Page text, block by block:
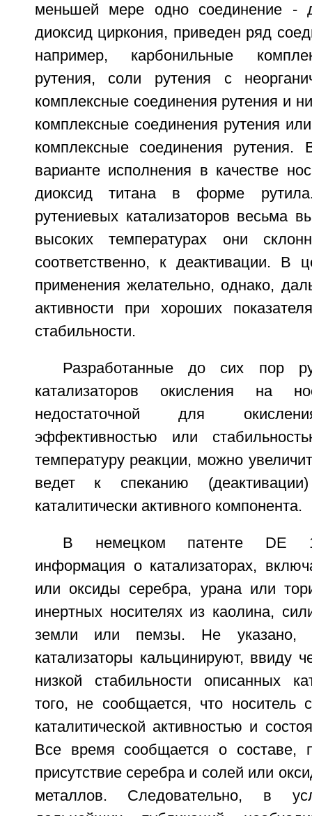
меньшей мере одно соединение -
диоксид циркония, приведен ряд
например, карбонильные
рутения, соли рутения с
комплексные соединения рутения и
комплексные соединения рутения
комплексные соединения рутения.
варианте исполнения в качестве
диоксид титана в форме
рутениевых катализаторов весьма
высоких температурах они
соответственно, к деактивации. В
применения желательно, однако,
активности при хороших
стабильности.
Разработанные до сих пор
катализаторов окисления на
недостаточной для
эффективностью или
температуру реакции, можно
ведет к спеканию
каталитически активного компонента.
В немецком патенте DE
информация о катализаторах,
или оксиды серебра, урана или
инертных носителях из каолина,
земли или пемзы. Не указано,
катализаторы кальцинируют, ввиду
низкой стабильности описанных
того, не сообщается, что носитель
каталитической активностью и
Все время сообщается о составе,
присутствие серебра и солей или
металлов. Следовательно, в